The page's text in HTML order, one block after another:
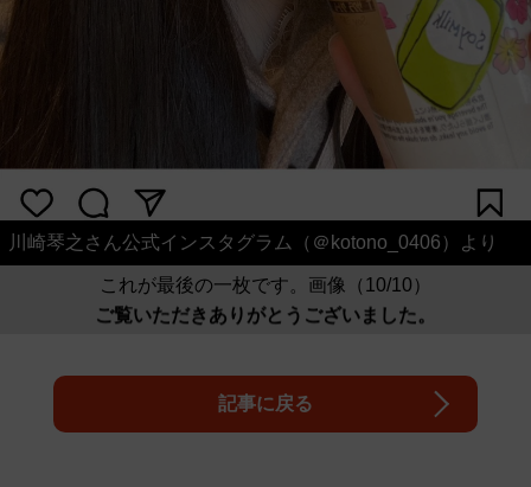
川崎琴之さん公式インスタグラム（＠kotono_0406）より
これが最後の一枚です。画像（10/10）
ご覧いただきありがとうございました。
記事に戻る